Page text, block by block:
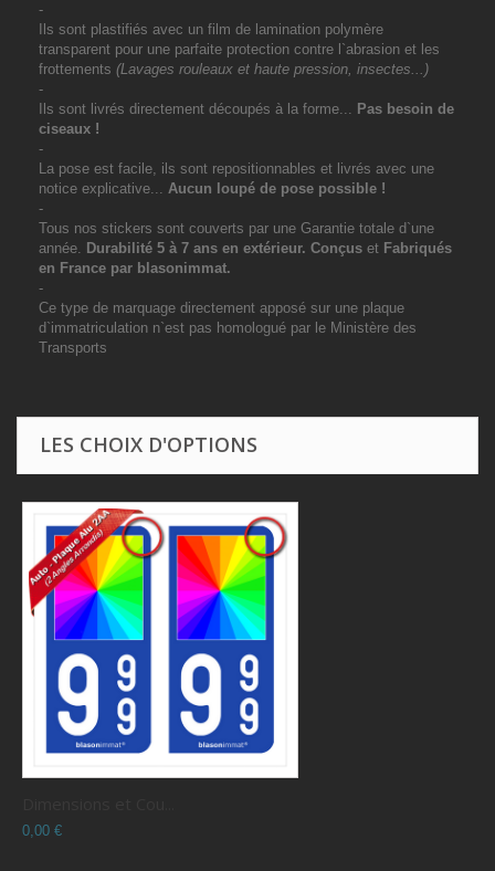
-
Ils sont plastifiés avec un film de lamination polymère
transparent pour une parfaite protection contre l`abrasion et les
frottements (Lavages rouleaux et haute pression, insectes...)
-
Ils sont livrés directement découpés à la forme... Pas besoin de
ciseaux !
-
La pose est facile, ils sont repositionnables et livrés avec une
notice explicative... Aucun loupé de pose possible !
-
Tous nos stickers sont couverts par une Garantie totale d`une
année. Durabilité 5 à 7 ans en extérieur. Conçus et Fabriqués
en France par blasonimmat.
-
Ce type de marquage directement apposé sur une plaque
d`immatriculation n`est pas homologué par le Ministère des
Transports
LES CHOIX D'OPTIONS
0,00 €